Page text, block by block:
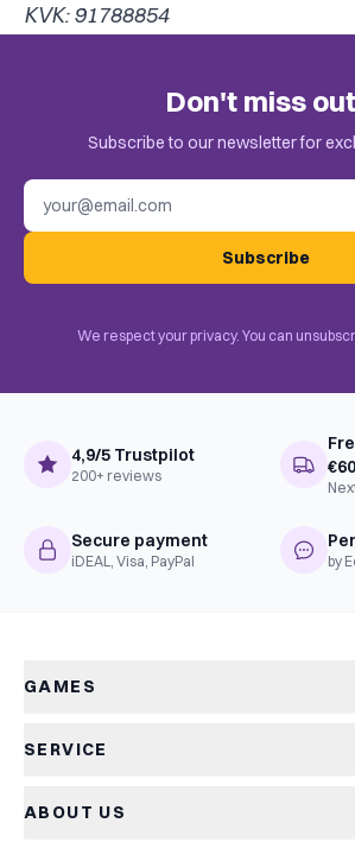
KVK: 91788854
Don't miss
Subscribe to our newsletter for
Subscribe
We respect your privacy. You can
4,9/5 Trustpilot
200+ reviews
€60
Secure payment
iDEAL, Visa, PayPal by
GAMES
New arrivals
SERVICE
Returns
ABOUT US